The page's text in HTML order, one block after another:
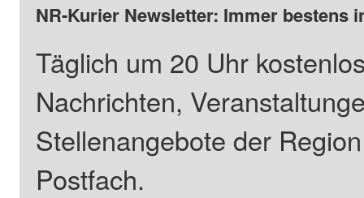
NR-Kurier Newsletter: Immer bestens
Täglich um 20 Uhr
Nachrichten,
Stellenangebote der
Postfach.